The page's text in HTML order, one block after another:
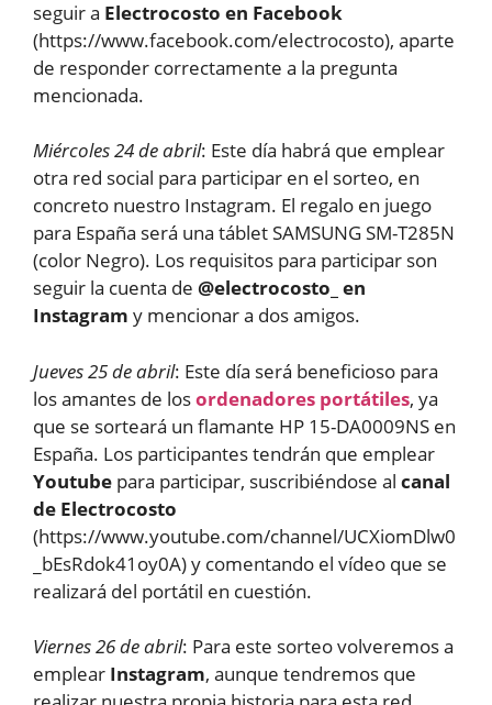
seguir a Electrocosto en Facebook
(https://www.facebook.com/electrocosto), aparte
de responder correctamente a la pregunta
mencionada.
Miércoles 24 de abril: Este día habrá que emplear
otra red social para participar en el sorteo, en
concreto nuestro Instagram. El regalo en juego
para España será una táblet SAMSUNG SM-T285N
(color Negro). Los requisitos para participar son
seguir la cuenta de @electrocosto_ en
Instagram y mencionar a dos amigos.
Jueves 25 de abril: Este día será beneficioso para
los amantes de losordenadores portátiles, ya
que se sorteará un flamante HP 15-DA0009NS en
España. Los participantes tendrán que emplear
Youtube para participar, suscribiéndose al canal
de Electrocosto
(https://www.youtube.com/channel/UCXiomDlw0
_bEsRdok41oy0A) y comentando el vídeo que se
realizará del portátil en cuestión.
Viernes 26 de abril: Para este sorteo volveremos a
emplear Instagram, aunque tendremos que